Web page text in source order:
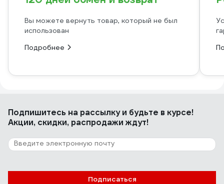
Вы можете вернуть товар, который не был
использован
Подробнее
Подпишитесь на рассылкуи будьте в курсе!
Акции, скидки, распродажи ждут!
Подписаться